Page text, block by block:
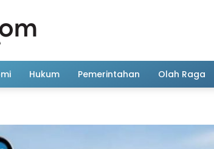
Hukum Pemerintahan Olah Raga